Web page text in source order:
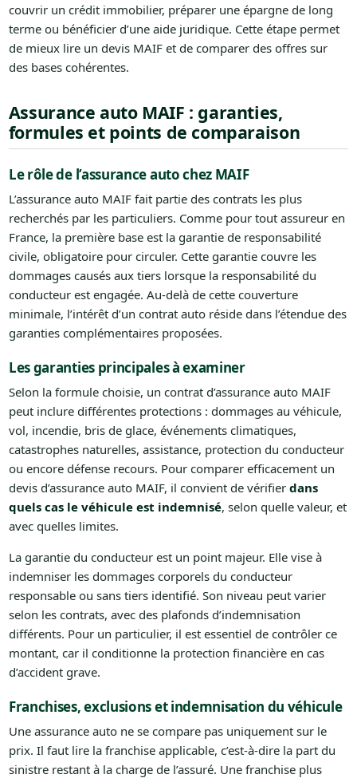
couvrir un crédit immobilier, préparer une épargne de long
terme ou bénéficier d’une aide juridique. Cette étape permet
de mieux lire un devis MAIF et de comparer des offres sur
des bases cohérentes.
Assurance auto MAIF : garanties,
formules et points de comparaison
Le rôle de l’assurance auto chez MAIF
L’assurance auto MAIF fait partie des contrats les plus
recherchés par les particuliers. Comme pour tout assureur en
France, la première base est la garantie de responsabilité
civile, obligatoire pour circuler. Cette garantie couvre les
dommages causés aux tiers lorsque la responsabilité du
conducteur est engagée. Au-delà de cette couverture
minimale, l’intérêt d’un contrat auto réside dans l’étendue des
garanties complémentaires proposées.
Les garanties principales à examiner
Selon la formule choisie, un contrat d’assurance auto MAIF
peut inclure différentes protections : dommages au véhicule,
vol, incendie, bris de glace, événements climatiques,
catastrophes naturelles, assistance, protection du conducteur
ou encore défense recours. Pour comparer efficacement un
devis d’assurance auto MAIF, il convient de vérifier dans
quels cas le véhicule est indemnisé, selon quelle valeur, et
avec quelles limites.
La garantie du conducteur est un point majeur. Elle vise à
indemniser les dommages corporels du conducteur
responsable ou sans tiers identifié. Son niveau peut varier
selon les contrats, avec des plafonds d’indemnisation
différents. Pour un particulier, il est essentiel de contrôler ce
montant, car il conditionne la protection financière en cas
d’accident grave.
Franchises, exclusions et indemnisation du véhicule
Une assurance auto ne se compare pas uniquement sur le
prix. Il faut lire la franchise applicable, c’est-à-dire la part du
sinistre restant à la charge de l’assuré. Une franchise plus